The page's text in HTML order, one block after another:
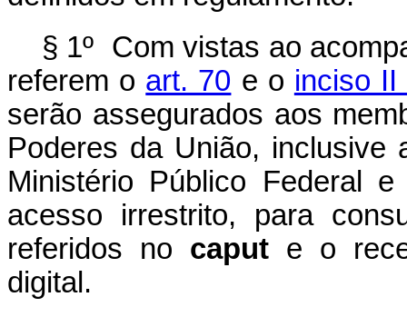
§ 1º Com vistas ao
referem o art. 70 e o inciso II
serão assegurados aos
Poderes da União, inclusive
Ministério Público Federal
acesso irrestrito, para
referidos no capute o
digital.